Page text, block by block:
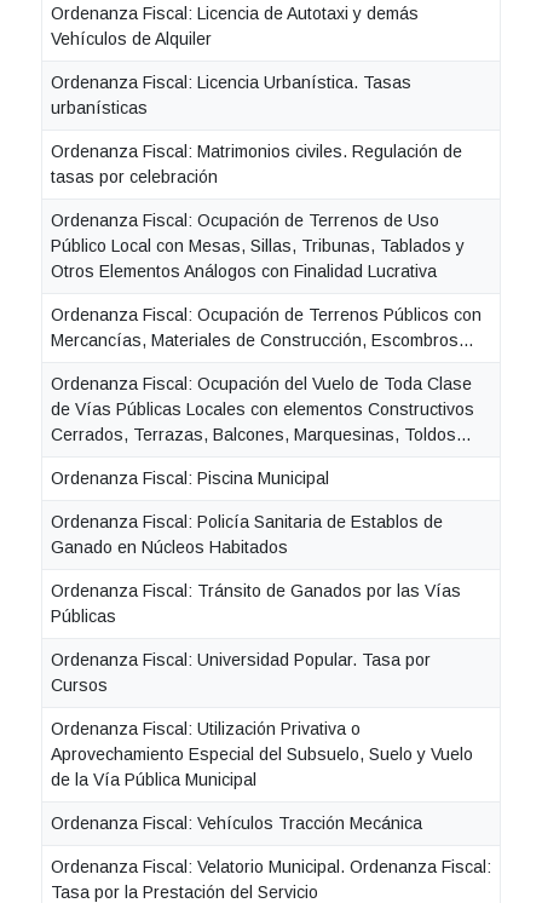
Ordenanza Fiscal: Licencia de Autotaxi y demás
Vehículos de Alquiler
Ordenanza Fiscal: Licencia Urbanística. Tasas
urbanísticas
Ordenanza Fiscal: Matrimonios civiles. Regulación de
tasas por celebración
Ordenanza Fiscal: Ocupación de Terrenos de Uso
Público Local con Mesas, Sillas, Tribunas, Tablados y
Otros Elementos Análogos con Finalidad Lucrativa
Ordenanza Fiscal: Ocupación de Terrenos Públicos con
Mercancías, Materiales de Construcción, Escombros...
Ordenanza Fiscal: Ocupación del Vuelo de Toda Clase
de Vías Públicas Locales con elementos Constructivos
Cerrados, Terrazas, Balcones, Marquesinas, Toldos...
Ordenanza Fiscal: Piscina Municipal
Ordenanza Fiscal: Policía Sanitaria de Establos de
Ganado en Núcleos Habitados
Ordenanza Fiscal: Tránsito de Ganados por las Vías
Públicas
Ordenanza Fiscal: Universidad Popular. Tasa por
Cursos
Ordenanza Fiscal: Utilización Privativa o
Aprovechamiento Especial del Subsuelo, Suelo y Vuelo
de la Vía Pública Municipal
Ordenanza Fiscal: Vehículos Tracción Mecánica
Ordenanza Fiscal: Velatorio Municipal. Ordenanza Fiscal:
Tasa por la Prestación del Servicio